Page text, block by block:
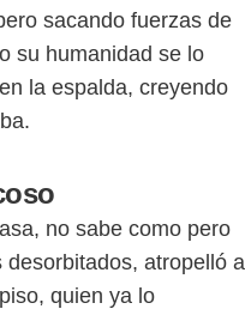
sacando fuerzas de
su humanidad se lo
la espalda, creyendo
no sabe como pero
atropelló a
quien ya lo